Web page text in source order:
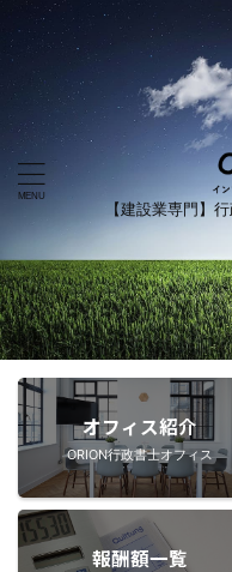
【建設業専門】
オフィス紹介
ORION行政書士オフィス
報酬額一覧